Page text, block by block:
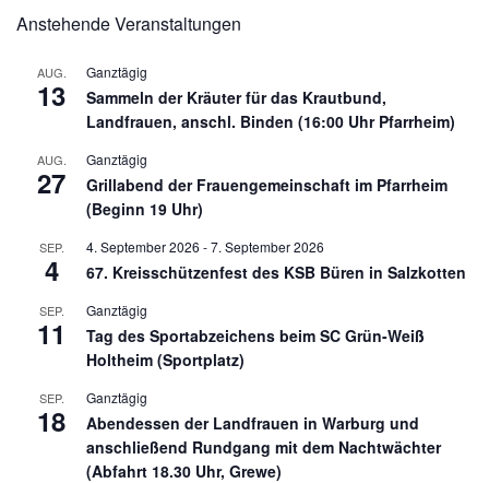
Anstehende Veranstaltungen
AUG.
13
Ganztägig
Sammeln der Kräuter für das Krautbund,
Landfrauen, anschl. Binden (16:00 Uhr Pfarrheim)
AUG.
27
Ganztägig
Grillabend der Frauengemeinschaft im Pfarrheim
(Beginn 19 Uhr)
SEP.
4
4. September 2026 -7. September 2026
67. Kreisschützenfest des KSB Büren in Salzkotten
SEP.
11
Ganztägig
Tag des Sportabzeichens beim SC Grün-Weiß
Holtheim (Sportplatz)
SEP.
18
Ganztägig
Abendessen der Landfrauen in Warburg und
anschließend Rundgang mit dem Nachtwächter
(Abfahrt 18.30 Uhr, Grewe)